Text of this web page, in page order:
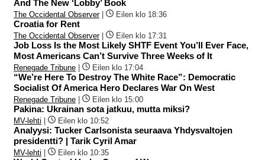
And The New ‘Lobby’ Book
The Occidental Observer| Eilen klo 18:36
Croatia for Rent
The Occidental Observer| Eilen klo 17:31
Job Loss Is the Most Likely SHTF Event You’ll Ever Face,
Most Americans Can’t Survive Three Weeks of It
Renegade Tribune Eilen klo 17:04
“We’re Here To Destroy The White Race”: Democratic
Socialist Of America Hero Declares War On West
Renegade Tribune Eilen klo 15:00
Pakina: Ukrainan sota jatkuu, mutta miksi?
MV-lehti Eilen klo 10:52
Analyysi: Tucker Carlsonista seuraava Yhdysvaltojen
presidentti? | Tarik Cyril Amar
MV-lehti Eilen klo 10:35